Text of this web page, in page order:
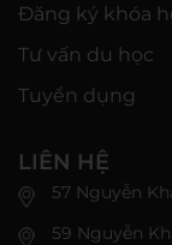
Đăng ký khóa
Tư vấn du học
Tuyển dụng
LIÊN HỆ
57 Nguyễn
59 Nguyễn